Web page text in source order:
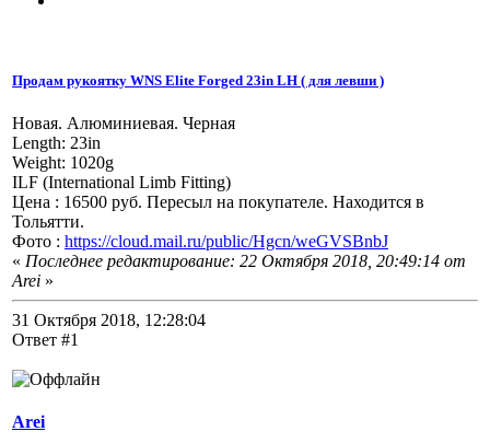
Продам рукоятку WNS Elite Forged 23in LH ( для левши )
Новая. Алюминиевая. Черная
Length: 23in
Weight: 1020g
ILF (International Limb Fitting)
Цена : 16500 руб. Пересыл на покупателе. Находится в
Тольятти.
Фото : https://cloud.mail.ru/public/Hgcn/weGVSBnbJ
« Последнее редактирование: 22 Октября 2018, 20:49:14 от
Arei »
31 Октября 2018, 12:28:04
Ответ #1
Arei